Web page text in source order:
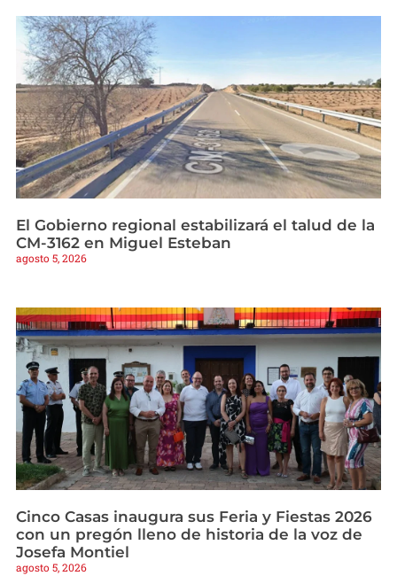
El Gobierno regional estabilizará el talud de la
CM-3162 en Miguel Esteban
agosto 5, 2026
Cinco Casas inaugura sus Feria y Fiestas 2026
con un pregón lleno de historia de la voz de
Josefa Montiel
agosto 5, 2026